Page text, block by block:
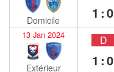
Domicile 1:0
13 Jan 2024
Extérieur
D
1:0